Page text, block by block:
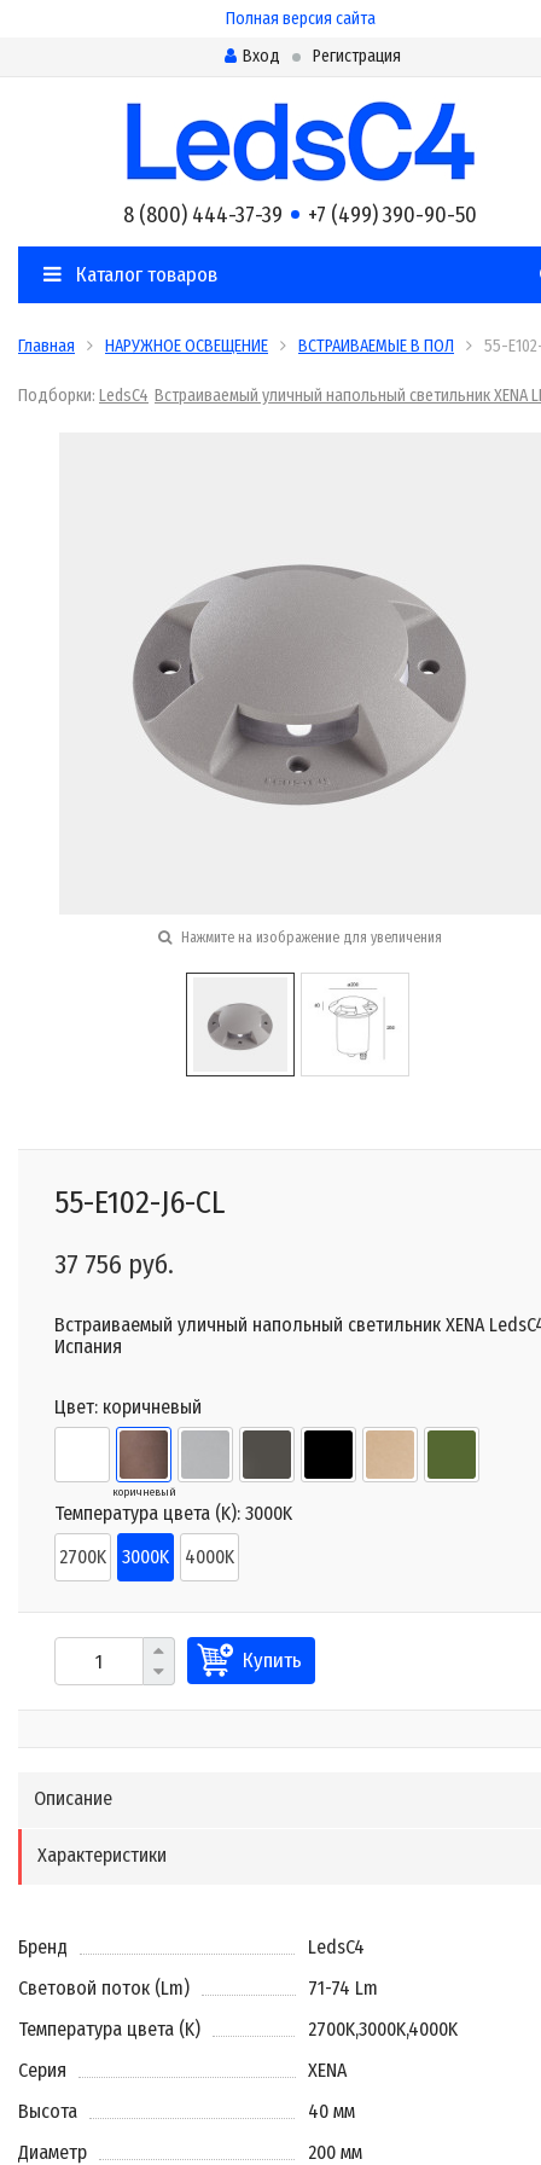
Полная версия сайта
Вход
Регистрация
8 (800) 444-37-39 +7 (499) 390-90-50
Каталог товаров
Главная НАРУЖНОЕ ОСВЕЩЕНИЕ ВСТРАИВАЕМЫЕ В ПОЛ 55-
Подборки: LedsC4 Встраиваемый уличный напольный светильник XENA
Нажмите на изображение для увеличения
55-E102-J6-CL
37 756 руб.
Встраиваемый уличный напольный светильник XENA
Испания
Цвет: коричневый
коричневый
Температура цвета (K): 3000K
2700K
3000K 4000K
Купить
Описание
Характеристики
Бренд
LedsC4
Световой поток (Lm)
71-74 Lm
Температура цвета (K)
2700K,3000K,4000K
Серия
XENA
Высота
40 мм
Диаметр
200 мм